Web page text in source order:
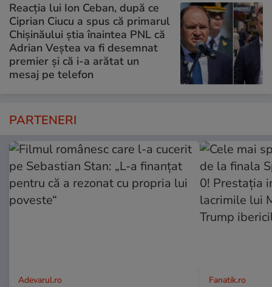
Reacția lui Ion Ceban, după ce
Ciprian Ciucu a spus că primarul
Chișinăului știa înaintea PNL că
Adrian Veștea va fi desemnat
premier și că i-a arătat un
mesaj pe telefon
PARTENERI
Adevarul.ro Fanatik.ro